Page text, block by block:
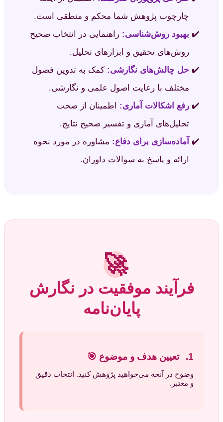
چارچوب پژوهش شما محکم و منطقی است.
بهبود روش‌شناسی: راهنمایی در انتخاب صحیح
روش‌های تحقیق و ابزارهای تحلیل.
حل چالش‌های نگارشی: کمک به تدوین فصول
مختلف با رعایت اصول علمی و نگارشی.
رفع اشکالات آماری: اطمینان از صحت
تحلیل‌های آماری و تفسیر صحیح نتایج.
آماده‌سازی برای دفاع: مشاوره در مورد نحوه
ارائه و پاسخ به سوالات داوران.
🚀
فرآیند موفقیت در نگارش
پایان‌نامه
1. تعیین هدف و موضوع 🎯
وضوح در آنچه می‌خواهید پژوهش کنید. انتخاب دقیق
و معتبر.